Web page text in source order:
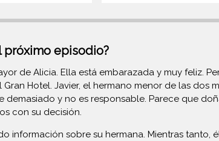
próximo episodio?
de Alicia. Ella está embarazada y muy feliz.
Hotel. Javier, el hermano menor de las dos
y no es responsable. Parece que
con su decisión.
información sobre su hermana. Mientras